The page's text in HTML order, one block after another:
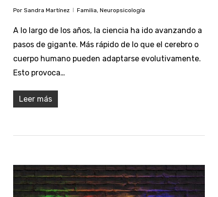
Por Sandra Martínez Familia, Neuropsicología
A lo largo de los años, la ciencia ha ido avanzando a
pasos de gigante. Más rápido de lo que el cerebro o
cuerpo humano pueden adaptarse evolutivamente.
Esto provoca…
Leer más